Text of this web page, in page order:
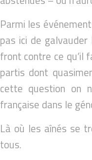
Parmi les
pas ici de
front contre ce qu’il
partis dont
cette question on
française dans le
Là où les aînés se
tous.